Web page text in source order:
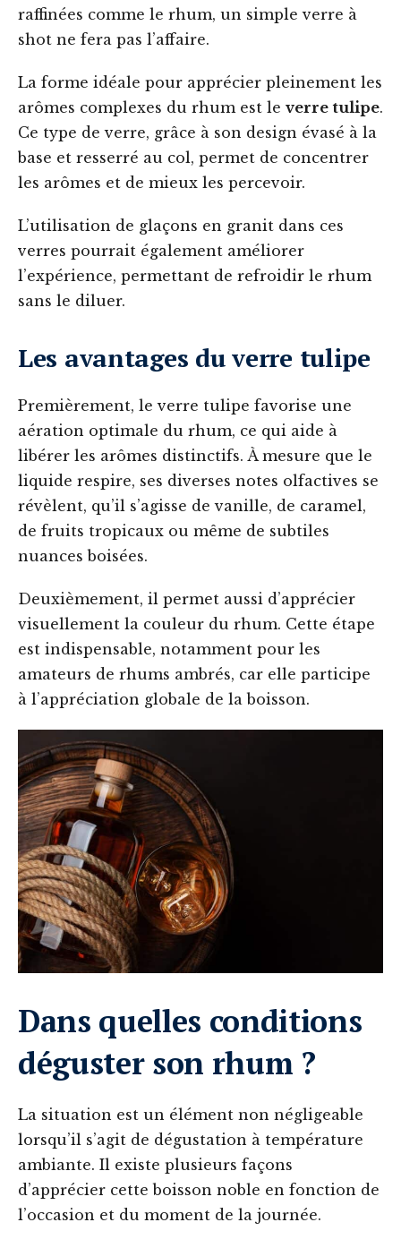
raffinées comme le rhum, un simple verre à
shot ne fera pas l’affaire.
La forme idéale pour apprécier pleinement les
arômes complexes du rhum est le verre tulipe.
Ce type de verre, grâce à son design évasé à la
base et resserré au col, permet de concentrer
les arômes et de mieux les percevoir.
L’utilisation de glaçons en granit dans ces
verres pourrait également améliorer
l’expérience, permettant de refroidir le rhum
sans le diluer.
Les avantages du verre tulipe
Premièrement, le verre tulipe favorise une
aération optimale du rhum, ce qui aide à
libérer les arômes distinctifs. À mesure que le
liquide respire, ses diverses notes olfactives se
révèlent, qu’il s’agisse de vanille, de caramel,
de fruits tropicaux ou même de subtiles
nuances boisées.
Deuxièmement, il permet aussi d’apprécier
visuellement la couleur du rhum. Cette étape
est indispensable, notamment pour les
amateurs de rhums ambrés, car elle participe
à l’appréciation globale de la boisson.
Dans quelles conditions
déguster son rhum ?
La situation est un élément non négligeable
lorsqu’il s’agit de dégustation à température
ambiante. Il existe plusieurs façons
d’apprécier cette boisson noble en fonction de
l’occasion et du moment de la journée.